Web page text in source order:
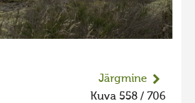
Järgmine
Kuva 558 / 706